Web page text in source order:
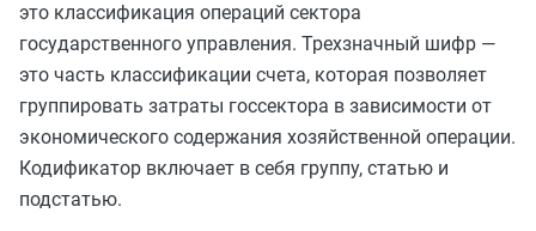
это классификация операций сектора
государственного управления. Трехзначный шифр —
это часть классификации счета, которая позволяет
группировать затраты госсектора в зависимости от
экономического содержания хозяйственной операции.
Кодификатор включает в себя группу, статью и
подстатью.